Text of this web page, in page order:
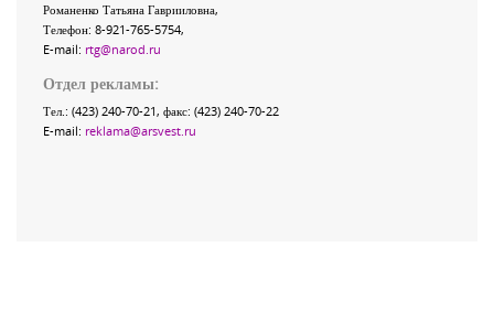
Романенко Татьяна Гаврииловна,
Телефон: 8-921-765-5754,
E-mail: rtg@narod.ru
Отдел рекламы:
Тел.: (423) 240-70-21, факс: (423) 240-70-22
E-mail: reklama@arsvest.ru